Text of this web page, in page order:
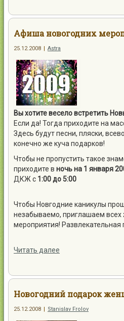
Афиша новогодних
25.12.2008 | Astra
Вы хотите весело встретить
Если да! Тогда приходите на
Здесь будут песни, пляски,
конечно же куча подарков!
Чтобы не пропустить такое
приходите в ночь на 1 января
ДКЖ с 1:00 до 5:00
Чтобы Новгодние каникулы
незабываемо, приглашаем
мероприятия! Развлекательная
Читать далее
Новогодний подарок
25.12.2008 | Stanislav Frolov